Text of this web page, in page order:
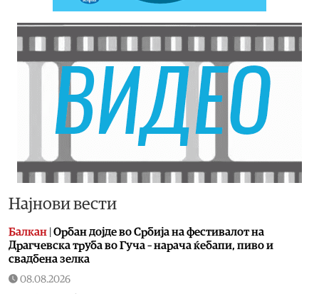
Најнови вести
Балкан Орбан дојде во Србија на фестивалот на
Драгчевска труба во Гуча – нарача ќебапи, пиво и
свадбена зелка
08.08.2026